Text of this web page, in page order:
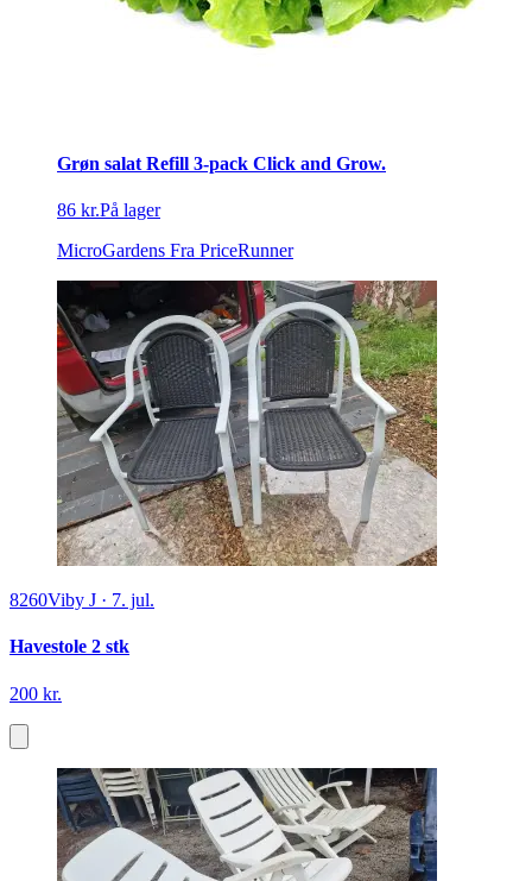
Grøn salat Refill 3-pack Click and Grow.
86 kr.På lager
MicroGardens Fra PriceRunner
8260Viby J · 7. jul.
Havestole 2 stk
200 kr.